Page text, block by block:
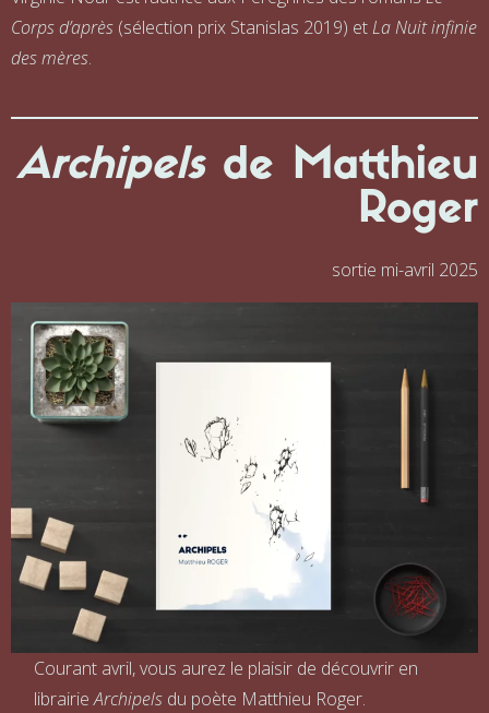
Corps d’après (sélection prix Stanislas 2019) etLa Nuit infinie
des mères.
Archipels de Matthieu
Roger
sortie mi-avril 2025
Courant avril, vous aurez le plaisir de découvrir en
librairieArchipels du poète Matthieu Roger.